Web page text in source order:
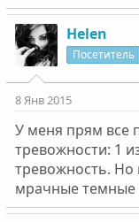
Helen
Посетитель
8 Янв 2015
У меня прям все
тревожности: 1
тревожность. Но
мрачные темные